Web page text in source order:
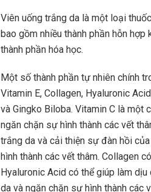
Viên uống trắng da là một loại
bao gồm nhiều thành phần hỗn
thành phần hóa học.
Một số thành phần tự nhiên chính
Vitamin E, Collagen, Hyaluronic
và Gingko Biloba. Vitamin C là một
ngăn chặn sự hình thành các vết
trắng da và cải thiện sự đàn hồi
hình thành các vết thâm. Collagen
Hyaluronic Acid có thể giúp làm
da và ngăn chặn sự hình thành các